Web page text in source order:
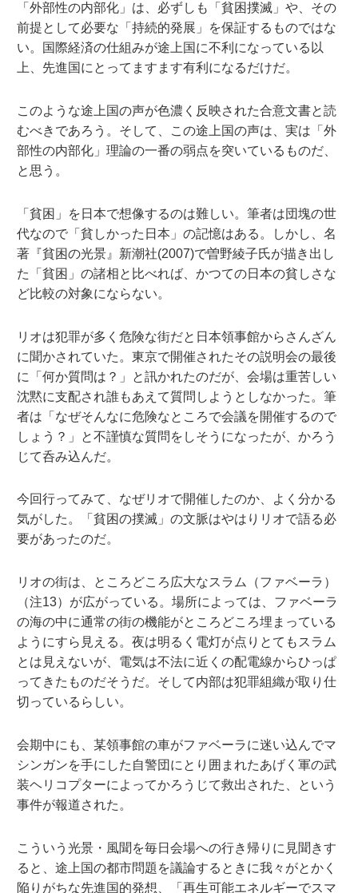
「外部性の内部化」は、必ずしも「貧困撲滅」や、その
前提として必要な「持続的発展」を保証するものではな
い。国際経済の仕組みが途上国に不利になっている以
上、先進国にとってますます有利になるだけだ。
このような途上国の声が色濃く反映された合意文書と読
むべきであろう。そして、この途上国の声は、実は「外
部性の内部化」理論の一番の弱点を突いているものだ、
と思う。
「貧困」を日本で想像するのは難しい。筆者は団塊の世
代なので「貧しかった日本」の記憶はある。しかし、名
著『貧困の光景』新潮社(2007)で曽野綾子氏が描き出し
た「貧困」の諸相と比べれば、かつての日本の貧しさな
ど比較の対象にならない。
リオは犯罪が多く危険な街だと日本領事館からさんざん
に聞かされていた。東京で開催されたその説明会の最後
に「何か質問は？」と訊かれたのだが、会場は重苦しい
沈黙に支配され誰もあえて質問しようとしなかった。筆
者は「なぜそんなに危険なところで会議を開催するので
しょう？」と不謹慎な質問をしそうになったが、かろう
じて呑み込んだ。
今回行ってみて、なぜリオで開催したのか、よく分かる
気がした。「貧困の撲滅」の文脈はやはりリオで語る必
要があったのだ。
リオの街は、ところどころ広大なスラム（ファベーラ）
（注13）が広がっている。場所によっては、ファベーラ
の海の中に通常の街の機能がところどころ埋まっている
ようにすら見える。夜は明るく電灯が点りとてもスラム
とは見えないが、電気は不法に近くの配電線からひっぱ
ってきたものだそうだ。そして内部は犯罪組織が取り仕
切っているらしい。
会期中にも、某領事館の車がファベーラに迷い込んでマ
シンガンを手にした自警団にとり囲まれたあげく軍の武
装ヘリコプターによってかろうじて救出された、という
事件が報道された。
こういう光景・風聞を毎日会場への行き帰りに見聞きす
ると、途上国の都市問題を議論するときに我々がとかく
陥りがちな先進国的発想、「再生可能エネルギーでスマ